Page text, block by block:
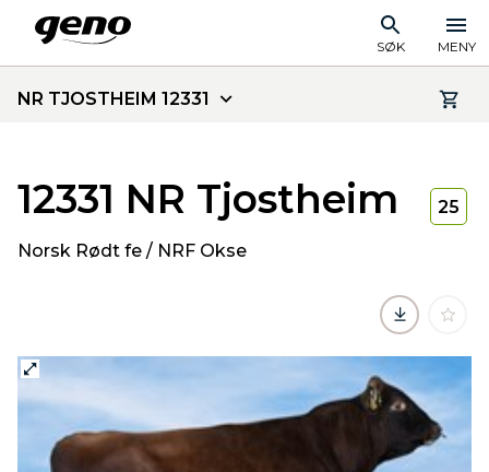
SØK MENY
NR TJOSTHEIM 12331
12331 NR Tjostheim
Norsk Rødt fe / NRF Okse
25